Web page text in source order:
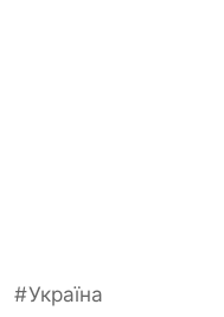
Україна